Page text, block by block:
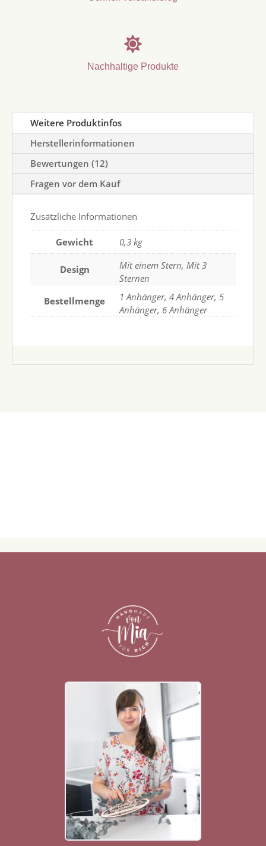

Nachhaltige Produkte
Weitere Produktinfos
Herstellerinformationen
Bewertungen (12)
Fragen vor dem Kauf
Zusätzliche Informationen
Gewicht 0,3 kg
Design
Mit einem Stern, Mit 3
Sternen
Bestellmenge
1 Anhänger, 4 Anhänger, 5
Anhänger, 6 Anhänger